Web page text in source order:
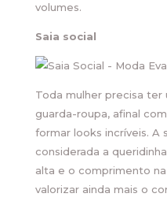
volumes.
Saia social
Toda mulher precisa ter
guarda-roupa, afinal
formar looks incríveis. A
considerada a
alta e o comprimento
valorizar ainda mais o